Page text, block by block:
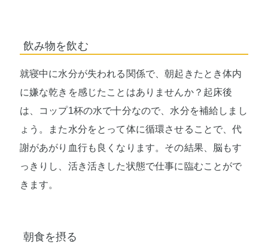
飲み物を飲む
就寝中に水分が失われる関係で、朝起きたとき体内
に嫌な乾きを感じたことはありませんか？起床後
は、コップ1杯の水で十分なので、水分を補給しまし
ょう。また水分をとって体に循環させることで、代
謝があがり血行も良くなります。その結果、脳もす
っきりし、活き活きした状態で仕事に臨むことがで
きます。
朝食を摂る